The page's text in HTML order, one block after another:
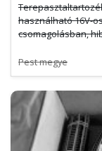
használható 16V-
csomagolásban,
Pest megye